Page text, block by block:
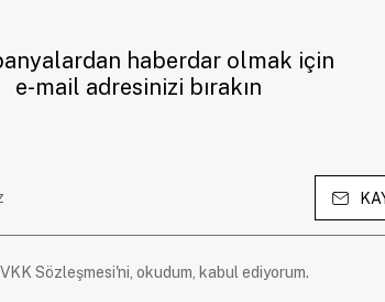
haberdar olmak için
e-mail adresinizi bırakın
Sözleşmesi'ni, okudum, kabul ediyorum.